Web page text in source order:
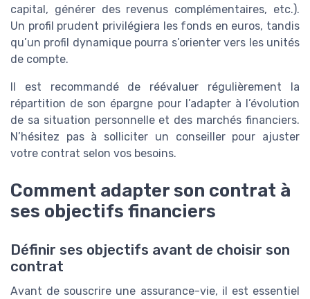
capital, générer des revenus complémentaires, etc.).
Un profil prudent privilégiera les fonds en euros, tandis
qu’un profil dynamique pourra s’orienter vers les unités
de compte.
Il est recommandé de réévaluer régulièrement la
répartition de son épargne pour l’adapter à l’évolution
de sa situation personnelle et des marchés financiers.
N’hésitez pas à solliciter un conseiller pour ajuster
votre contrat selon vos besoins.
Comment adapter son contrat à
ses objectifs financiers
Définir ses objectifs avant de choisir son
contrat
Avant de souscrire une assurance-vie, il est essentiel